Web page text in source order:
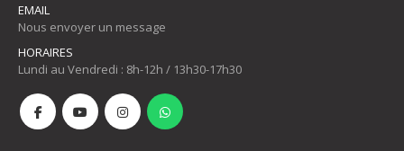
EMAIL
Nous envoyer un message
HORAIRES
Lundi au Vendredi : 8h-12h / 13h30-17h30